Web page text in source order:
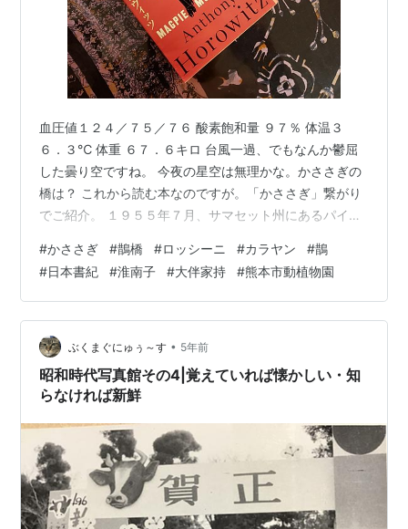
血圧値１２４／７５／７６ 酸素飽和量 ９７％ 体温３
６．３℃ 体重 ６７．６キロ 台風一過、でもなんか鬱屈
した曇り空ですね。 今夜の星空は無理かな。かささぎの
橋は？ これから読む本なのですが。「かささぎ」繋がり
でご紹介。 １９５５年７月、サマセット州にあるパイ屋
のかかった屋敷の階段の下で倒れていた彼女は、掃除機
のコードに足を引っかけて転落したのか、あるいは……。
その死は、小さな村の人間関係に少しずつひびを入れて
いく。燃やされた肖像画、屋敷への空巣、謎の訪問者、
そして第二の無惨な死。病を得て、余命幾許もない名探
偵アティカス・ピュントの推理は――。…
#かささぎ #鵲橋 #ロッシーニ #カラヤン #鵲
#日本書紀 #淮南子 #大伴家持 #熊本市動植物園
ぶくまぐにゅぅ～す • 5年前
昭和時代写真館その4|覚えていれば懐かしい・知
らなければ新鮮